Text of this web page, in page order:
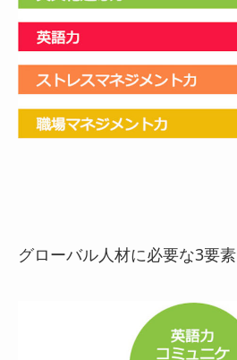
グローバル人材に必要な3要素